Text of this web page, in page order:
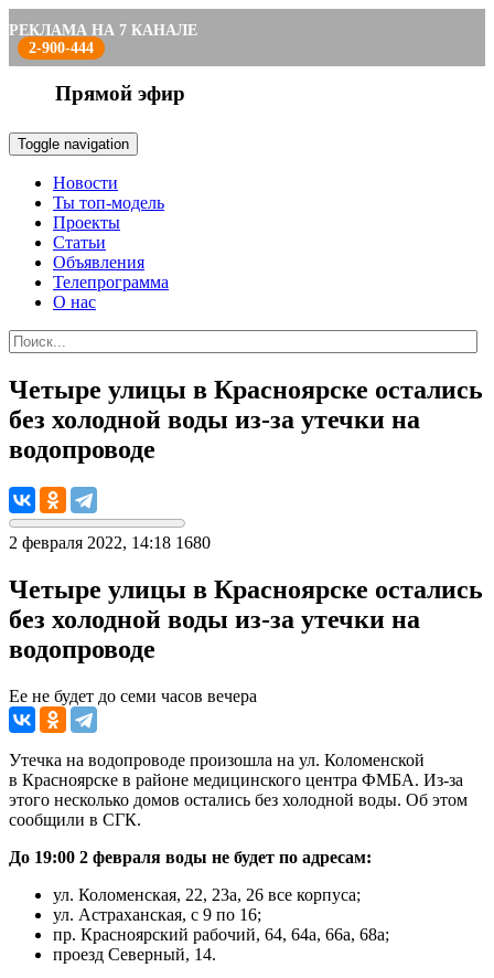
РЕКЛАМА НА 7 КАНАЛЕ
2-900-444
Прямой эфир
Toggle navigation
Новости
Ты топ-модель
Проекты
Статьи
Объявления
Телепрограмма
О нас
Четыре улицы в Красноярске остались
без холодной воды из-за утечки на
водопроводе
2 февраля 2022, 14:18 1680
Четыре улицы в Красноярске остались
без холодной воды из-за утечки на
водопроводе
Ее не будет до семи часов вечера
Утечка на водопроводе произошла на ул. Коломенской
в Красноярске в районе медицинского центра ФМБА. Из-за
этого несколько домов остались без холодной воды. Об этом
сообщили в СГК.
До 19:00 2 февраля воды не будет по адресам:
ул. Коломенская, 22, 23а, 26 все корпуса;
ул. Астраханская, с 9 по 16;
пр. Красноярский рабочий, 64, 64а, 66а, 68а;
проезд Северный, 14.